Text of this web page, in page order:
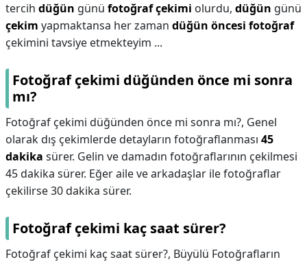
tercih düğün günü fotoğraf çekimi olurdu, düğün günü
çekim yapmaktansa her zaman düğün öncesi fotoğraf
çekimini tavsiye etmekteyim ...
Fotoğraf çekimi düğünden önce mi sonra
mı?
Fotoğraf çekimi düğünden önce mi sonra mı?, Genel
olarak dış çekimlerde detayların fotoğraflanması 45
dakika sürer. Gelin ve damadın fotoğraflarının çekilmesi
45 dakika sürer. Eğer aile ve arkadaşlar ile fotoğraflar
çekilirse 30 dakika sürer.
Fotoğraf çekimi kaç saat sürer?
Fotoğraf çekimi kaç saat sürer?, Büyülü Fotoğrafların